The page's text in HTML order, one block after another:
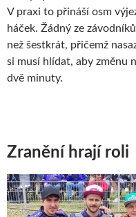
V praxi to přináší osm
háček. Žádný ze
než šestkrát, přičemž
si musí hlídat, aby změnu
dvě minuty.
Zranění hrají roli